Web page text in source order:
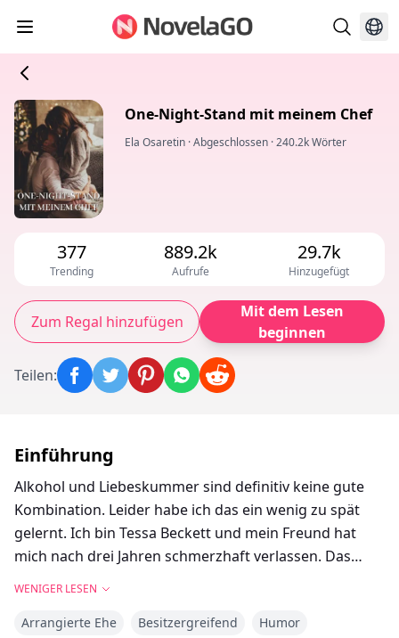
One-Night-Stand mit meinem Chef
Ela Osaretin ·Abgeschlossen ·240.2k Wörter
377
Trending
889.2k
Aufrufe
29.7k
Hinzugefügt
Zum Regal hinzufügen
Mit dem Lesen
beginnen
Teilen:
Einführung
Alkohol und Liebeskummer sind definitiv keine gute
Kombination. Leider habe ich das ein wenig zu spät
gelernt. Ich bin Tessa Beckett und mein Freund hat
mich nach drei Jahren schmerzhaft verlassen. Das
Bevor er mich am nächsten Tag für eine Schlampe
WENIGER LESEN
Arrangierte Ehe Besitzergreifend
Humor